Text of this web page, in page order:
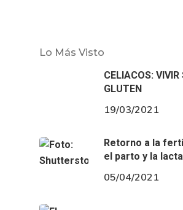
Lo Más Visto
CELIACOS: VIVIR
GLUTEN
19/03/2021
Retorno a la
el parto y la
05/04/2021